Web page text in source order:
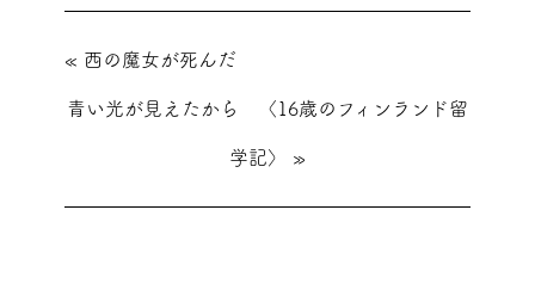
« 西の魔女が死んだ
青い光が見えたから 〈16歳のフィンランド留
学記〉 »